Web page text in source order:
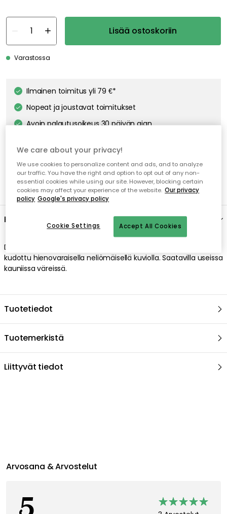
Lisää ostoskoriin
Varastossa
Ilmainen toimitus yli 79 €*
Nopeat ja joustavat toimitukset
Avoin palautusoikeus 30 päivän ajan
Kuvaus
Dominovillainen ruudullinen Klippan. Pehmeä ruudullinen
kudottu hienovaraisella neliömäisellä kuviolla. Saatavilla useissa
kauniissa väreissä.
Tuotetiedot
Tuotemerkistä
Liittyvät tiedot
We care about your privacy!
We use cookies to personalize content and ads, and to analyze
our traffic. You have the right and option to opt out of any non-
essential cookies while using our site. However, blocking certain
cookies may affect your experience of the website. Our privacy
policy Google's privacy policy
Accept All Cookies
Cookie Settings